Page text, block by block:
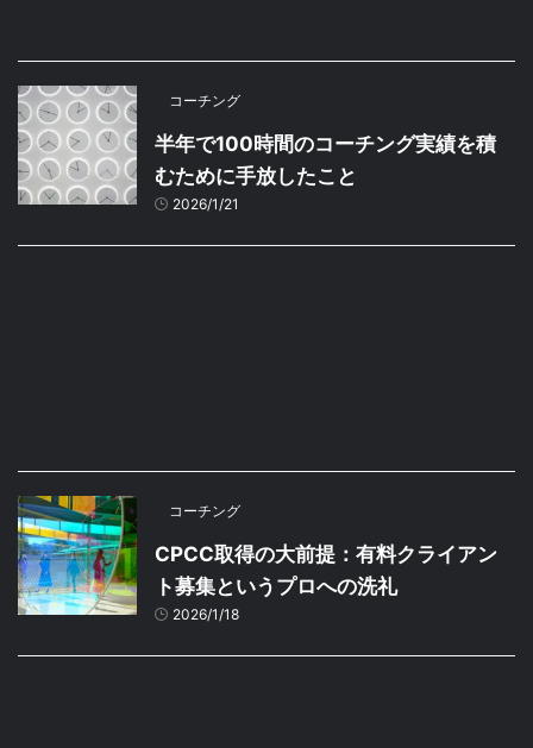
コーチング
半年で100時間のコーチング実績を積
むために手放したこと
2026/1/21
コーチング
CPCC取得の大前提：有料クライアン
ト募集というプロへの洗礼
2026/1/18